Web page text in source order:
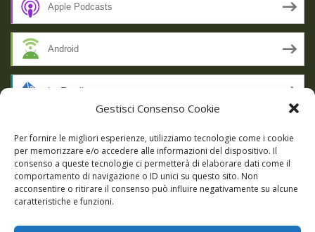
Gestisci Consenso Cookie
Per fornire le migliori esperienze, utilizziamo tecnologie come i cookie
per memorizzare e/o accedere alle informazioni del dispositivo. Il
consenso a queste tecnologie ci permetterà di elaborare dati come il
comportamento di navigazione o ID unici su questo sito. Non
acconsentire o ritirare il consenso può influire negativamente su alcune
caratteristiche e funzioni.
Apple Podcasts
Android
by Email
RSS
SSL SECURE